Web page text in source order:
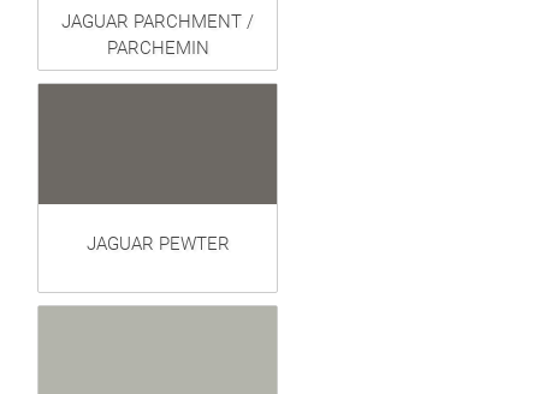
JAGUAR PARCHMENT /
PARCHEMIN
JAGUAR PEWTER